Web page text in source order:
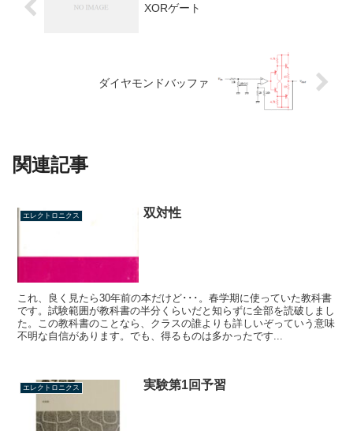
XORゲート
ダイヤモンドバッファ
関連記事
エレクトロニクス 双対性
これ、良く見たら30年前の本だけど･･･。春学期に使っていた教科書
です。試験範囲が教科書の半分くらいだと知らずに全部を読破しまし
た。この教科書のことなら、クラスの誰よりも詳しいぞっていう意味
不明な自信があります。でも、得るものは多かったです...
エレクトロニクス 実験第1回予習